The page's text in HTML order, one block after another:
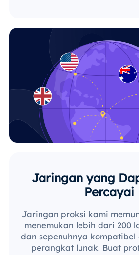
Jaringan yang
Percayai
Jaringan proksi kami
menemukan lebih dari 200
dan sepenuhnya kompatibel
perangkat lunak. Buat